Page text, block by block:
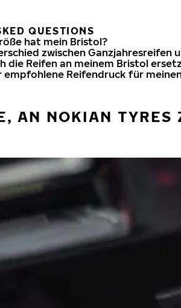
QUESTIONS
hat mein Bristol?
zwischen Ganzjahresreifen
die Reifen an meinem Bristol
empfohlene Reifendruck für
AN NOKIAN TYRES